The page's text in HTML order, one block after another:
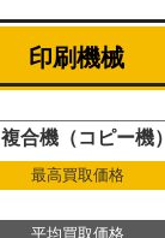
印刷機械
複合機（コピー機）
最高買取価格
平均買取価格